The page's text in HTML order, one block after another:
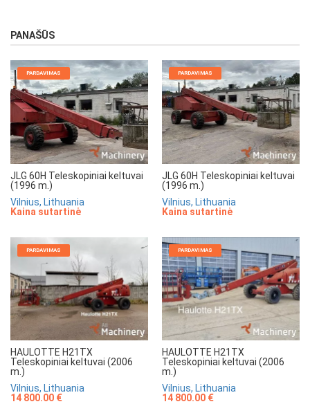
PANAŠŪS
PARDAVIMAS
JLG 60H Teleskopiniai keltuvai
(1996 m.)
Vilnius, Lithuania
Kaina sutartinė
PARDAVIMAS
JLG 60H Teleskopiniai keltuvai
(1996 m.)
Vilnius, Lithuania
Kaina sutartinė
PARDAVIMAS
HAULOTTE H21TX
Teleskopiniai keltuvai (2006
m.)
Vilnius, Lithuania
14 800.00 €
PARDAVIMAS
HAULOTTE H21TX
Teleskopiniai keltuvai (2006
m.)
Vilnius, Lithuania
14 800.00 €